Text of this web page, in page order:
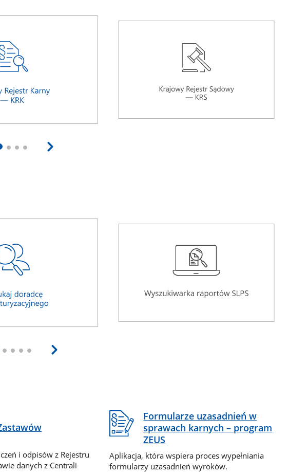
i odpisów z Rejestru
danych z Centrali
Formularze uzasadnień w
sprawach karnych – program
ZEUS
Aplikacja, która wspiera proces wypełniania
formularzy uzasadnień wyroków.